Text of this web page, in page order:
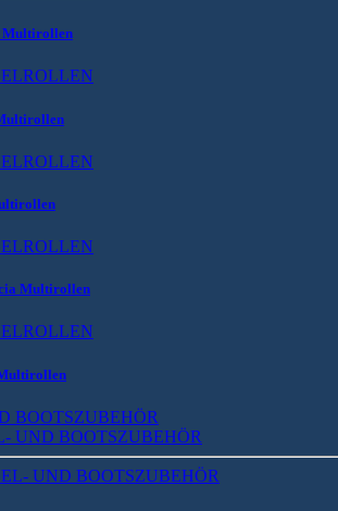
Multirollen
Multirollen
BOOTSZUBEHÖR
UND BOOTSZUBEHÖR